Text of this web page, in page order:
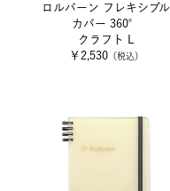
ロルバーン フレキシブル
カバー 360°
クラフト L
￥2,530（税込）